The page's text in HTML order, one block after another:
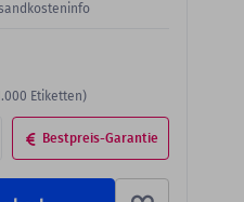
Bestpreis-Garantie
Etiketten)